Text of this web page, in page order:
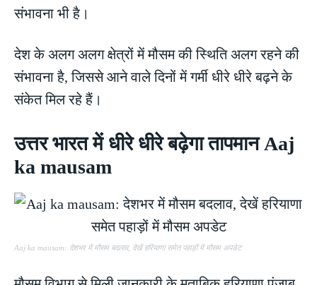
संभावना भी है।
देश के अलग अलग क्षेत्रों में मौसम की स्थिति अलग रहने की
संभावना है, जिससे आने वाले दिनों में गर्मी धीरे धीरे बढ़ने के
संकेत मिल रहे हैं।
उत्तर भारत में धीरे धीरे बढ़ेगा तापमान Aaj
ka mausam
Aaj ka mausam: देशभर में मौसम बदलाव, देखें हरियाणा समेत पहाड़ों में मौसम अपडेट